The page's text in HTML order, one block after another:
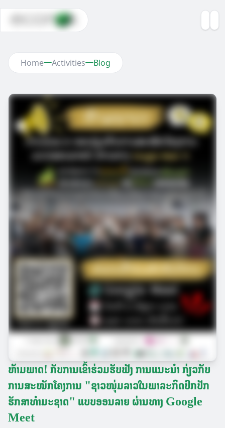
Home Activities Blog
ຫ້າມພາດ! ກັບການເຂົ້າຮ່ວມຮັບຟັງ ການແນະນຳ ກ່ຽວກັບ
ການສະໝັກໂຄງການ "ຊາວໜຸ່ມລາວໃນພາລະກິດປົກປັກ
ຮັກສາທຳມະຊາດ" ແບບອອນລາຍ ຜ່ານທາງ Google
Meet